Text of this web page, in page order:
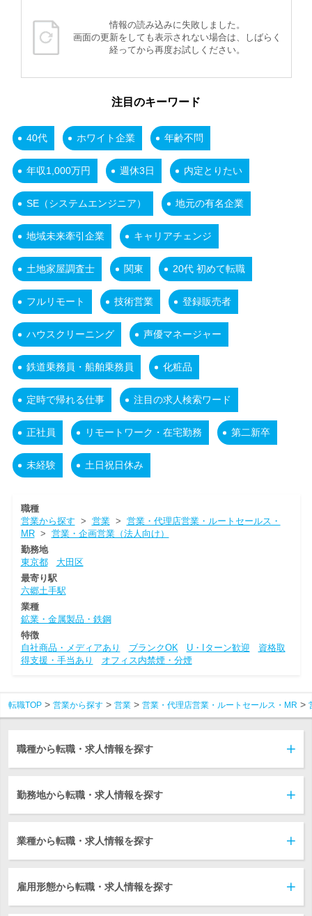
情報の読み込みに失敗しました。
画面の更新をしても表示されない場合は、しばらく
経ってから再度お試しください。
注目のキーワード
40代 ホワイト企業 年齢不問
年収1,000万円 週休3日 内定とりたい
SE（システムエンジニア） 地元の有名企業
地域未来牽引企業 キャリアチェンジ
土地家屋調査士 関東 20代 初めて転職
フルリモート 技術営業 登録販売者
ハウスクリーニング 声優マネージャー
鉄道乗務員・船舶乗務員 化粧品
定時で帰れる仕事 注目の求人検索ワード
正社員 リモートワーク・在宅勤務 第二新卒
未経験 土日祝日休み
職種
営業から探す > 営業> 営業・代理店営業・ルートセールス・
MR> 営業・企画営業（法人向け）
勤務地
東京都
大田区
最寄り駅
六郷土手駅
業種
鉱業・金属製品・鉄鋼
特徴
自社商品・メディアあり
ブランクOK U・Iターン歓迎
資格取
得支援・手当あり
オフィス内禁煙・分煙
転職TOP 営業から探す 営業 営業・代理店営業・ルートセールス・MR
職種から転職・求人情報を探す
勤務地から転職・求人情報を探す
業種から転職・求人情報を探す
雇用形態から転職・求人情報を探す